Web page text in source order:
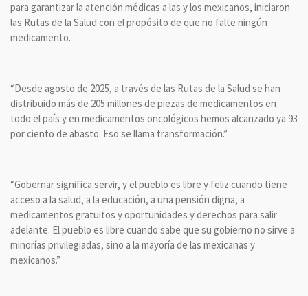
para garantizar la atención médicas a las y los mexicanos, iniciaron
las Rutas de la Salud con el propósito de que no falte ningún
medicamento.
“Desde agosto de 2025, a través de las Rutas de la Salud se han
distribuido más de 205 millones de piezas de medicamentos en
todo el país y en medicamentos oncológicos hemos alcanzado ya 93
por ciento de abasto. Eso se llama transformación.”
“Gobernar significa servir, y el pueblo es libre y feliz cuando tiene
acceso a la salud, a la educación, a una pensión digna, a
medicamentos gratuitos y oportunidades y derechos para salir
adelante. El pueblo es libre cuando sabe que su gobierno no sirve a
minorías privilegiadas, sino a la mayoría de las mexicanas y
mexicanos.”